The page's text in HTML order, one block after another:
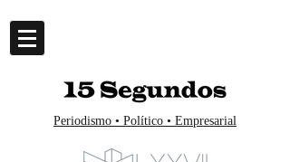
Periodismo • Político • Empresarial